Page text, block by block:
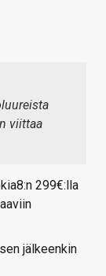
viittaa
299€:lla
jälkeenkin